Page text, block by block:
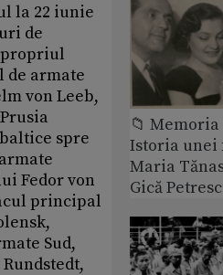
la 22 iunie
de
propriul
de armate
von Leeb,
spre
Fedor von
principal
Sud,
📁
Istoria
Maria
Gică